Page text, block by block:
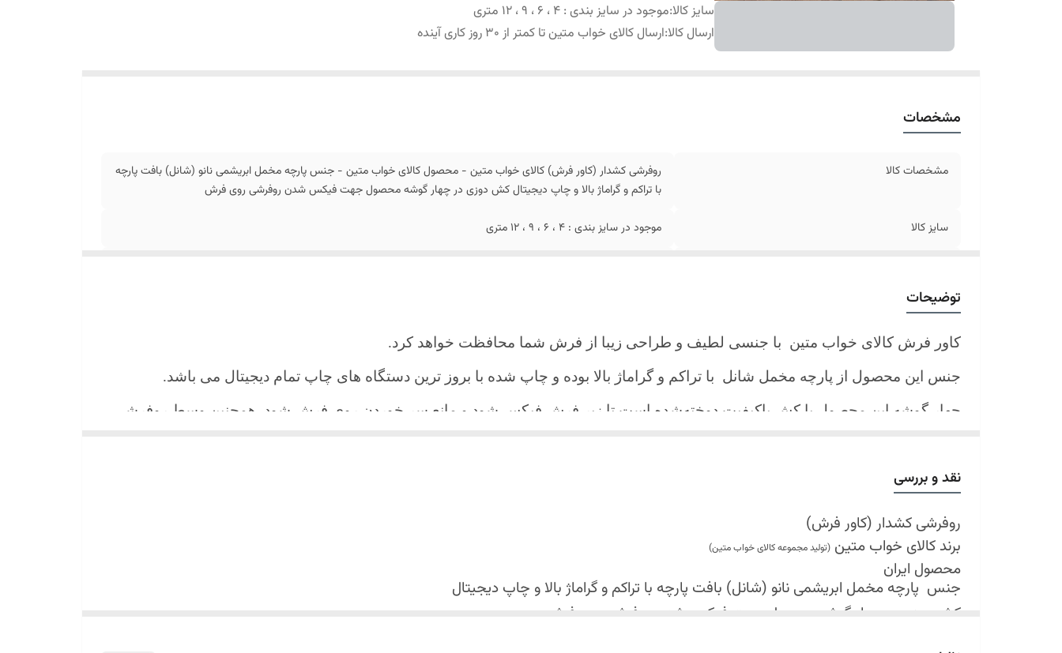
سایز کالا:موجود در سایز بندی : 4 ، 6 ، 9 ، 12 متری
ارسال کالا:ارسال کالای خواب متین تا کمتر از 30 روز کاری آینده
مشخصات
مشخصات کالا
روفرشی کشدار (کاور فرش) کالای خواب متین - محصول کالای خواب متین - جنس پارچه مخمل ابریشمی نانو (شانل) بافت پارچه
با تراکم و گراماژ بالا و چاپ دیجیتال کش دوزی در چهار گوشه محصول جهت فیکس شدن روفرشی روی فرش
سایز کالا موجود در سایز بندی : 4 ، 6 ، 9 ، 12 متری
توضیحات
کاور فرش کالای خواب متین با جنسی لطیف و طراحی زیبا از فرش شما محافظت خواهد کرد.
جنس این محصول از پارچه مخمل شانل با تراکم و گراماژ بالا بوده و چاپ شده با بروز ترین دستگاه های چاپ تمام دیجیتال می باشد.
چهار گوشه این محصول با کش باکیفیت دوخته‌شده است تا زیر فرش فیکس شود و مانع سر خوردن روی فرش شود. همچنین وسط روفرشی
شرایط شستشو:
اولین شستشو ترجیحا خشک شویی شود
شستشو در لباسشویی های خانگی بلامانع می باشد فقط به صورت جدا گانه شسته شود
حداکثر دمای شستشو 30 درجه سانتیگراد (عملیات ملایم)
از پودر های صابونی و آنزیم دار(دانه آبی) استفاده نشود. (بهترین ماده شوینده رنگین شوی+ نرم کننده میباشد)
نقد و بررسی
روفرشی کشدار (کاور فرش)
برند کالای خواب متین (تولید مجموعه کالای خواب متین)
محصول ایران
جنس پارچه مخمل ابریشمی نانو (شانل) بافت پارچه با تراکم و گراماژ بالا و چاپ دیجیتال
کش دوزی در چهار گوشه محصول جهت فیکس شدن روفرشی روی فرش